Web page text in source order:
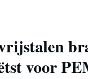
voor